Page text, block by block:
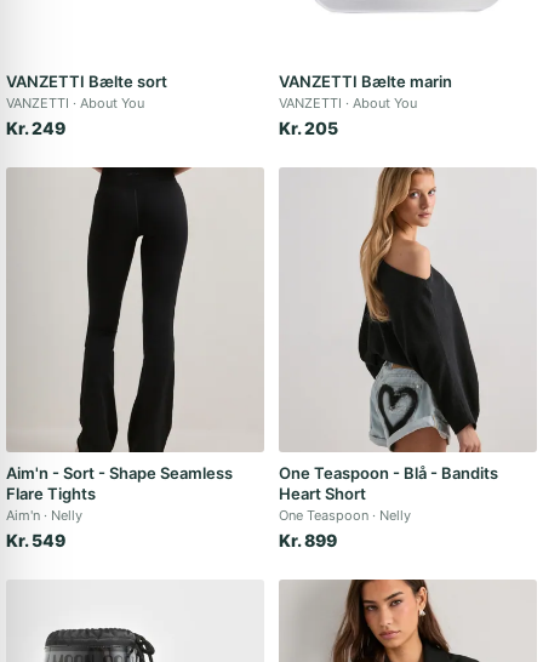
VANZETTI Bælte sort
VANZETTI About You
Kr. 249
VANZETTI Bælte marin
VANZETTI About You
Kr. 205
Aim'n - Sort - Shape Seamless
Flare Tights
Aim'n Nelly
Kr. 549
One Teaspoon - Blå - Bandits
Heart Short
One Teaspoon Nelly
Kr. 899